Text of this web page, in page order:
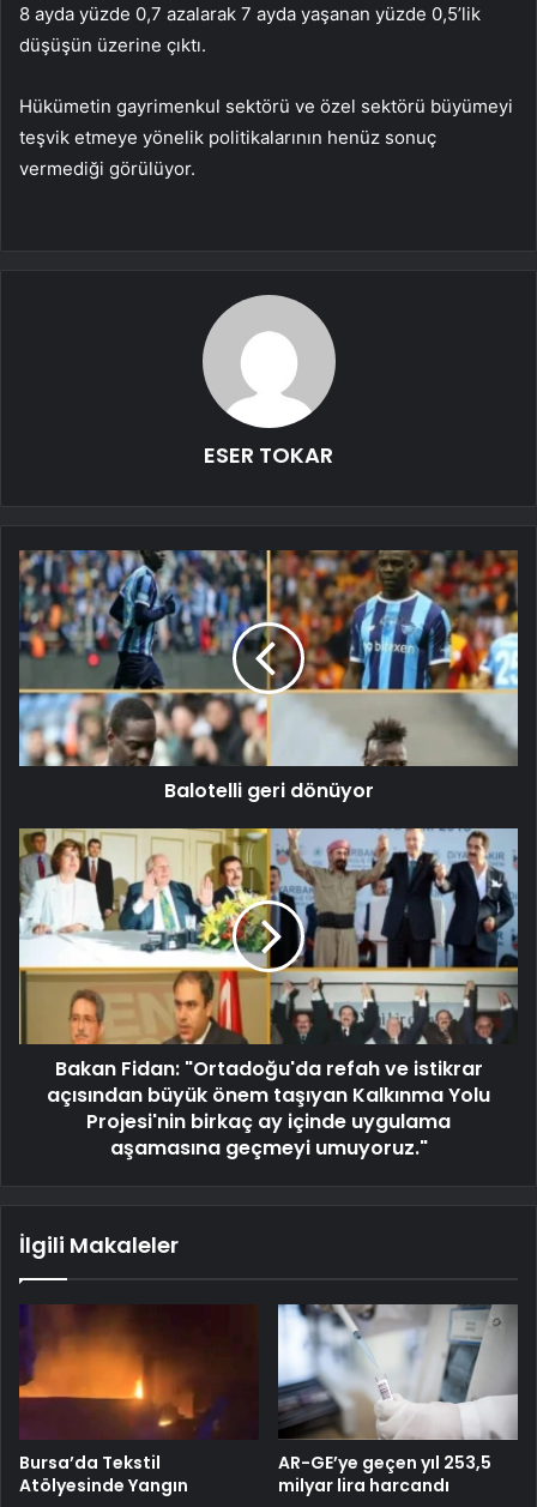
8 ayda yüzde 0,7 azalarak 7 ayda yaşanan yüzde 0,5’lik
düşüşün üzerine çıktı.
Hükümetin gayrimenkul sektörü ve özel sektörü büyümeyi
teşvik etmeye yönelik politikalarının henüz sonuç
vermediği görülüyor.
ESER TOKAR
Balotelli geri dönüyor
Bakan Fidan: "Ortadoğu'da refah ve istikrar
açısından büyük önem taşıyan Kalkınma Yolu
Projesi'nin birkaç ay içinde uygulama
aşamasına geçmeyi umuyoruz."
İlgili Makaleler
Bursa’da Tekstil
Atölyesinde Yangın
AR-GE’ye geçen yıl 253,5
milyar lira harcandı